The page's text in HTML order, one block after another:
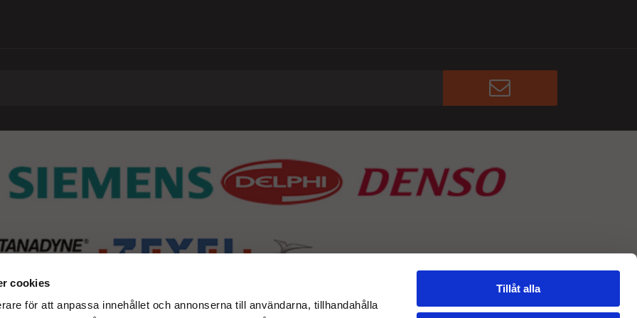
cookies
för att anpassa innehållet och annonserna till användarna, tillhandahålla
Tillåt alla